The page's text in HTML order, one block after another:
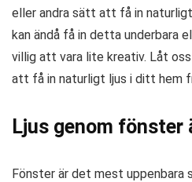
eller andra sätt att få in
kan ändå få in detta underbara
villig att vara lite kreativ. Låt
att få in naturligt ljus i ditt hem
Ljus genom
Fönster är det mest